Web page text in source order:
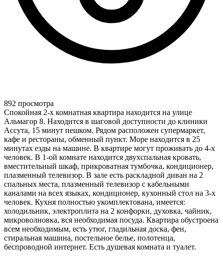
892 просмотра
Спокойная 2-х комнатная квартира находится на улице
Альмагор 8. Находится в шаговой доступности до клиники
Ассута, 15 минут пешком. Рядом расположен супермаркет,
кафе и рестораны, обменный пункт. Море находится в 25
минутах езды на машине. В квартире могут проживать до 4-х
человек. В 1-ой комнате находится двухспальная кровать,
вместительный шкаф, прикроватная тумбочка, кондиционер,
плазменный телевизор. В зале есть раскладной диван на 2
спальных места, плазменный телевизор с кабельными
каналами на всех языках, кондиционер, кухонный стол на 3-х
человек. Кухня полностью укомплектована, имеется:
холодильник, электроплита на 2 конфорки, духовка, чайник,
микроволновка, вся необходимая посуда. Квартира обустроена
всем необходимым, есть утюг, гладильная доска, фен,
стиральная машина, постельное белье, полотенца,
беспроводной интернет. Есть душевая комната и туалет.